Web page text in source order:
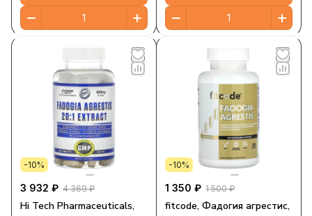
-10%
3 932 ₽ 4 369 ₽
Hi Tech Pharmaceuticals,
-10%
1 350 ₽ 1 500 ₽
fitcode, Фадогия агрестис,